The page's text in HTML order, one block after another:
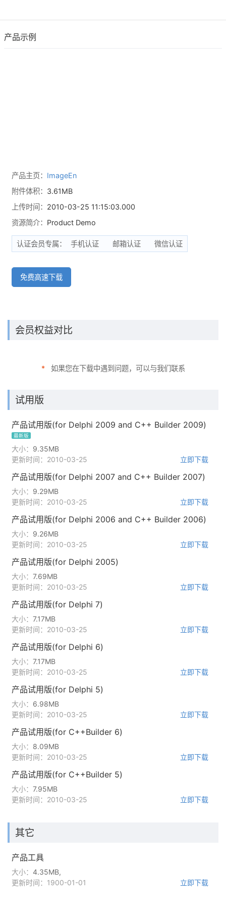
产品示例
产品主页： ImageEn
附件体积： 3.61MB
上传时间： 2010-03-25 11:15:03.000
资源简介： Product Demo
认证会员专属： 手机认证 邮箱认证 微信认证
免费高速下载
会员权益对比
* 如果您在下载中遇到问题，可以与我们联系
试用版
产品试用版(for Delphi 2009 and C++ Builder 2009)
最新版
大小： 9.35MB
更新时间：2010-03-25
立即下载
产品试用版(for Delphi 2007 and C++ Builder 2007)
大小： 9.29MB
更新时间：2010-03-25
立即下载
产品试用版(for Delphi 2006 and C++ Builder 2006)
大小： 9.26MB
更新时间：2010-03-25
立即下载
产品试用版(for Delphi 2005)
大小： 7.69MB
更新时间：2010-03-25
立即下载
产品试用版(for Delphi 7)
大小： 7.17MB
更新时间：2010-03-25
立即下载
产品试用版(for Delphi 6)
大小： 7.17MB
更新时间：2010-03-25
立即下载
产品试用版(for Delphi 5)
大小： 6.98MB
更新时间：2010-03-25
立即下载
产品试用版(for C++Builder 6)
大小： 8.09MB
更新时间：2010-03-25
立即下载
产品试用版(for C++Builder 5)
大小： 7.95MB
更新时间：2010-03-25
立即下载
其它
产品工具
大小： 4.35MB,
更新时间：1900-01-01
立即下载